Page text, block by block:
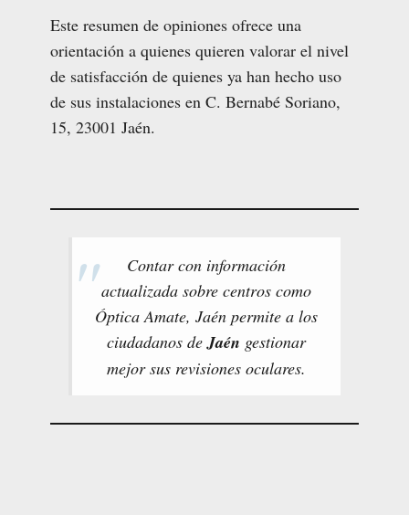
Este resumen de opiniones ofrece una
orientación a quienes quieren valorar el nivel
de satisfacción de quienes ya han hecho uso
de sus instalaciones en C. Bernabé Soriano,
15, 23001 Jaén.
Contar con información
actualizada sobre centros como
Óptica Amate, Jaén permite a los
ciudadanos deJaén gestionar
mejor sus revisiones oculares.